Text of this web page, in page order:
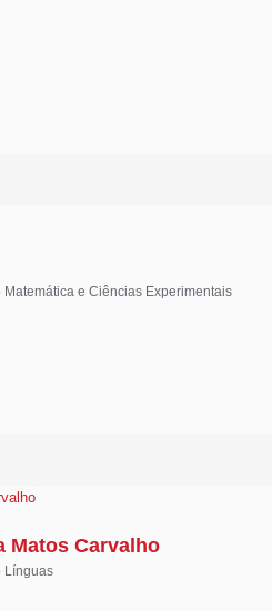
e Ciências Experimentais
Matos Carvalho
Línguas